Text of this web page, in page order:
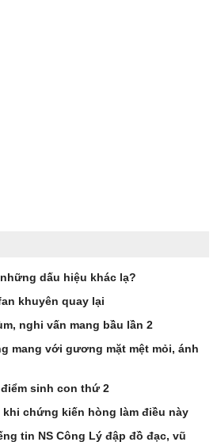
dấu hiệu khác lạ?
khuyên quay lại
nghi vấn mang bầu lần 2
mang với gương mặt mệt mỏi, ánh
sinh con thứ 2
chứng kiến hòng làm điều này
tin NS Công Lý đập đồ đạc, vũ